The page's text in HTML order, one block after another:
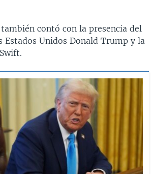
contó con la presencia del
Estados Unidos Donald Trump y la